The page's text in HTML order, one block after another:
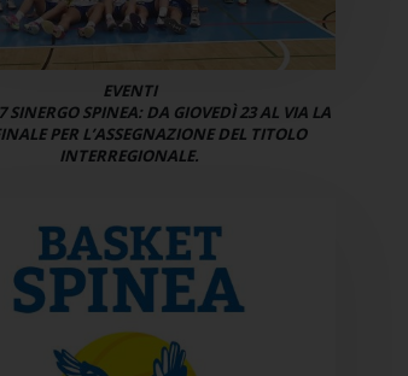
EVENTI
SINERGO SPINEA: DA GIOVEDÌ 23 AL VIA LA
PER L’ASSEGNAZIONE DEL TITOLO
INTERREGIONALE.